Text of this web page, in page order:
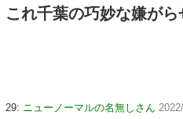
これ千葉の巧妙な嫌がら
29: ニューノーマルの名無しさん